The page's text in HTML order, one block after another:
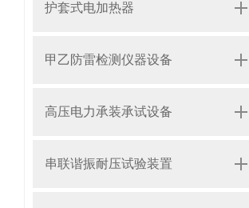
护套式电加热器
甲乙防雷检测仪器设备
高压电力承装承试设备
串联谐振耐压试验装置